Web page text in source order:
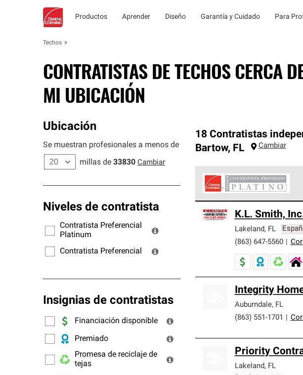
Productos Aprender Diseño Garantía y Cuidado Para
Techos
CONTRATISTAS DE TECHOS CERCA
MI UBICACIÓN
Ubicación
Se muestran profesionales a menos de
millas de 33830 Cambiar
Niveles de contratista
Contratista Preferencial
Platinum
Contratista Preferencial
Insignias de contratistas
Financiación disponible
Premiado
Promesa de reciclaje de
tejas
18 Contratistas
Bartow, FL Cambiar
cumplen con estándares
ofrecer nuestra mejor
K.L. Smith,
Lakeland , FL
(863) 647-5560
Integrity
Auburndale, FL
(863) 551-1701
Priority
Lakeland , FL